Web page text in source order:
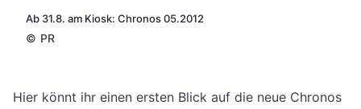
Ab 31.8. am Kiosk: Chronos 05.2012
© PR
Hier könnt ihr einen ersten Blick auf die neue Chronos